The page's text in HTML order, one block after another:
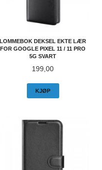
LOMMEBOK DEKSEL EKTE LÆR
FOR GOOGLE PIXEL 11 / 11 PRO
5G SVART
Pris
199,00
KJØP